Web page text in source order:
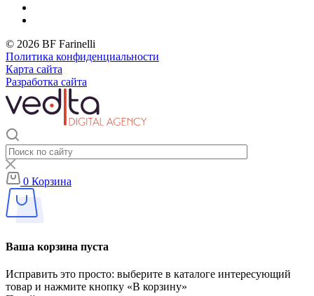
© 2026 BF Farinelli
Политика конфиденциальности
Карта сайта
Разработка сайта
0 Корзина
Ваша корзина пуста
Исправить это просто: выберите в каталоге интересующий
товар и нажмите кнопку «В корзину»